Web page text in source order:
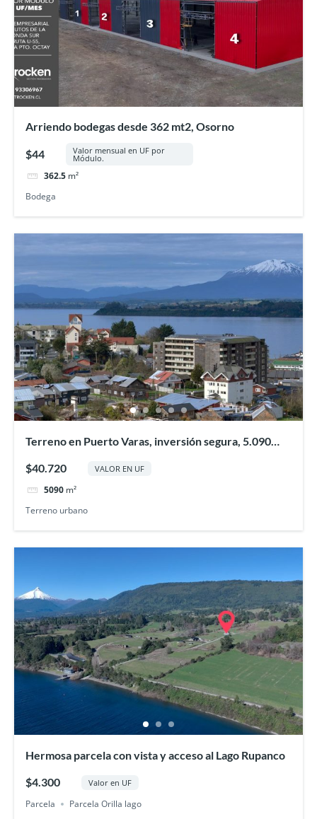
Arriendo bodegas desde 362 mt2, Osorno
$44 Valor mensual en UF por
Módulo.
362.5 m²
Bodega
Terreno en Puerto Varas, inversión segura, 5.090
$40.720 VALOR EN UF
5090 m²
Terreno urbano
Hermosa parcela con vista y acceso al Lago Rupanco
$4.300 Valor en UF
Parcela Parcela Orilla lago